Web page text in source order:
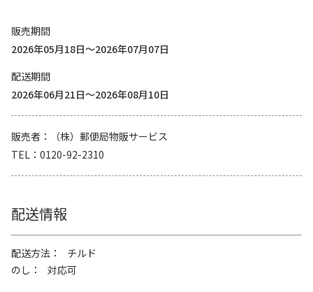
販売期間
2026年05月18日～2026年07月07日
配送期間
2026年06月21日～2026年08月10日
販売者
（株）郵便局物販サービス
TEL
0120-92-2310
配送情報
配送方法
チルド
のし
対応可